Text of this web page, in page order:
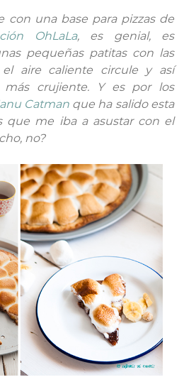
con una base para pizzas de
OhLaLa, es genial, es
pequeñas patitas con las
aire caliente circule y así
más crujiente. Y es por los
Catmanque ha salido esta
que me iba a asustar con el
no?